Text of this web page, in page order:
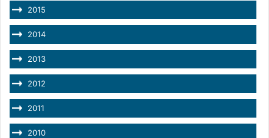
2015
2014
2013
2012
2011
2010